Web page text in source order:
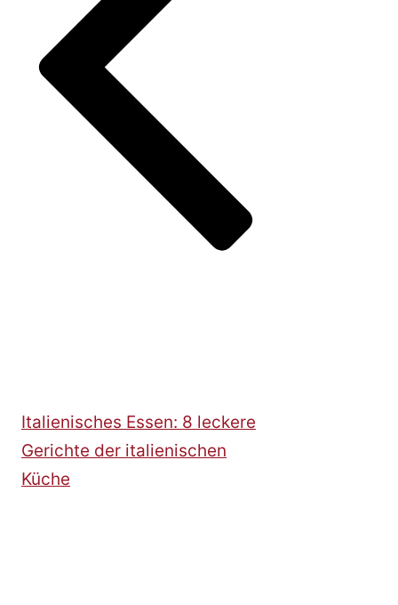
Italienisches Essen: 8 leckere
Gerichte der italienischen
Küche